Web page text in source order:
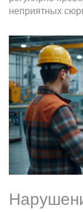
неприятных